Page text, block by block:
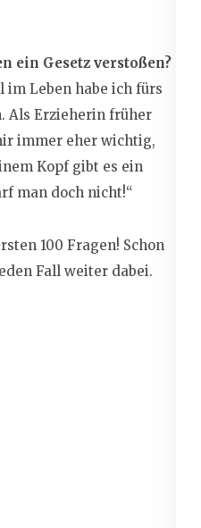
ein Gesetz verstoßen?
Leben habe ich fürs
Als Erzieherin früher
immer eher wichtig,
Kopf gibt es ein
man doch nicht!“
100 Fragen! Schon
Fall weiter dabei.